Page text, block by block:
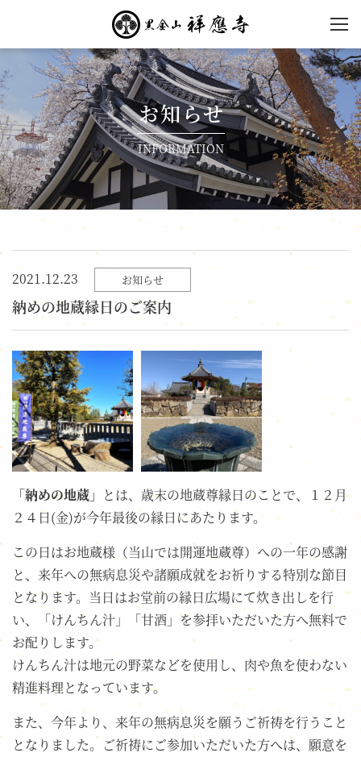
黒金山 祥應寺【公式】
| 東京都国分寺市の黄檗
宗寺院
お知らせ
INFORMATION
2021.12.23 お知らせ
納めの地蔵縁日のご案内
「納めの地蔵」 とは、歳末の地蔵尊縁日のことで、１２月
２４日(金)が今年最後の縁日にあたります。
この日はお地蔵様（当山では開運地蔵尊）への一年の感謝
と、来年への無病息災や諸願成就をお祈りする特別な節目
となります。当日はお堂前の縁日広場にて炊き出しを行
い、「けんちん汁」「甘酒」を参拝いただいた方へ無料で
お配りします。
けんちん汁は地元の野菜などを使用し、肉や魚を使わない
精進料理となっています。
また、今年より、来年の無病息災を願うご祈祷を行うこと
となりました。ご祈祷にご参加いただいた方へは、願意を